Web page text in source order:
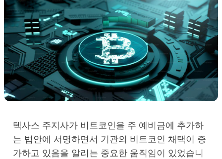
텍사스 주지사가 비트코인을 주 예비금에 추가하
는 법안에 서명하면서 기관의 비트코인 채택이 증
가하고 있음을 알리는 중요한 움직임이 있었습니